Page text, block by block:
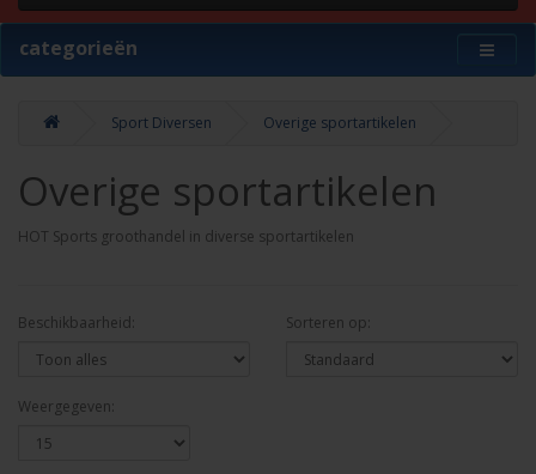
categorieën
Sport Diversen Overige sportartikelen
Overige sportartikelen
HOT Sports groothandel in diverse sportartikelen
Beschikbaarheid: Sorteren op:
Weergegeven: